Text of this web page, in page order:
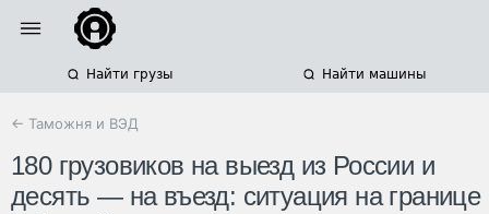
Найти грузы Найти машины
← Таможня и ВЭД
180 грузовиков на выезд из России и
десять — на въезд: ситуация на границе